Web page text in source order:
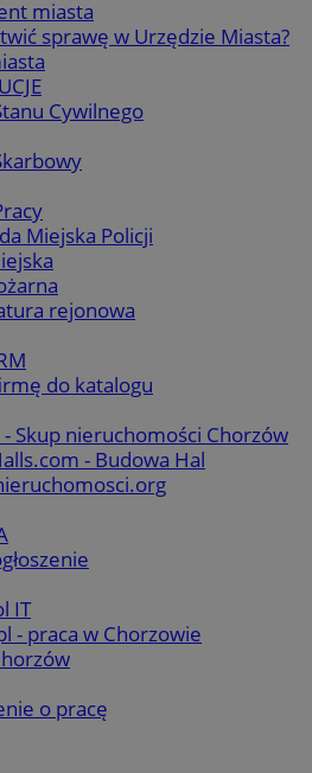
miasta
sprawę w Urzędzie Miasta?
Cywilnego
Miejska Policji
rejonowa
do katalogu
- Skup nieruchomości Chorzów
- Budowa Hal
IT
- praca w Chorzowie
o pracę